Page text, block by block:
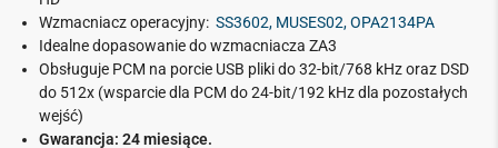
Wzmacniacz operacyjny: SS3602, MUSES02, OPA2134PA
Idealne dopasowanie do wzmacniacza ZA3
Obsługuje PCM na porcie USB pliki do 32-bit/768 kHz oraz DSD
do 512x (wsparcie dla PCM do 24-bit/192 kHz dla pozostałych
wejść)
Gwarancja: 24 miesiące.